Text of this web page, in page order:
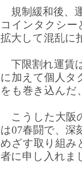
規制緩和後、
コインタクシー
拡大して混乱に
下限割れ運賃
に加えて個人タ
をも巻き込んだ
こうした大阪
は07春闘で、深
めざす取り組み
者に申し入れま